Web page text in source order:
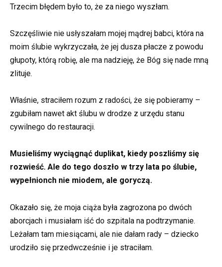
Trzecim błędem było to, że za niego wyszłam.
Szczęśliwie nie usłyszałam mojej mądrej babci, która na
moim ślubie wykrzyczała, że jej dusza płacze z powodu
głupoty, którą robię, ale ma nadzieję, że Bóg się nade mną
zlituje.
Właśnie, straciłem rozum z radości, że się pobieramy –
zgubiłam nawet akt ślubu w drodze z urzędu stanu
cywilnego do restauracji.
Musieliśmy wyciągnąć duplikat, kiedy poszliśmy się
rozwieść. Ale do tego doszło w trzy lata po ślubie,
wypełnionch nie miodem, ale goryczą.
Okazało się, że moja ciąża była zagrozona po dwóch
aborcjach i musiałam iść do szpitala na podtrzymanie.
Leżałam tam miesiącami, ale nie dałam rady – dziecko
urodziło się przedwcześnie i je straciłam.